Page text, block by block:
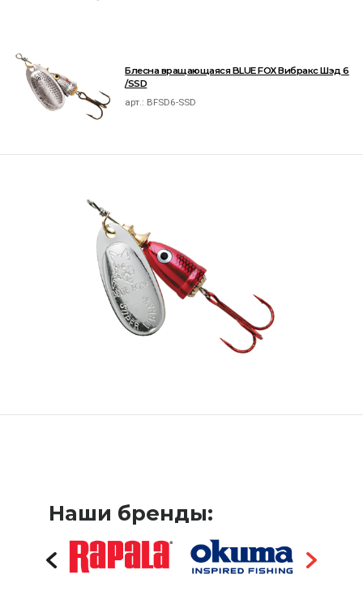
Блесна вращающаяся BLUE FOX Вибракс Шэд 6
/SSD
арт.: BFSD6-SSD
Наши бренды: